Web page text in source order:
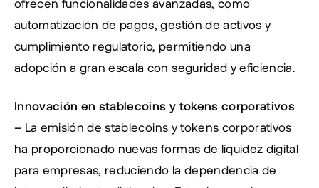
ofrecen funcionalidades avanzadas, como
automatización de pagos, gestión de activos y
cumplimiento regulatorio, permitiendo una
adopción a gran escala con seguridad y eficiencia.
Innovación en stablecoins y tokens corporativos
– La emisión de stablecoins y tokens corporativos
ha proporcionado nuevas formas de liquidez digital
para empresas, reduciendo la dependencia de